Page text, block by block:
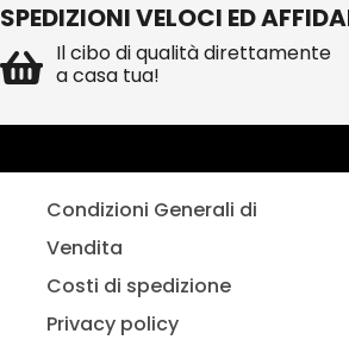
SPEDIZIONI VELOCI ED
Il cibo di qualità direttamente
a casa tua!
Condizioni Generali di
Vendita
Costi di spedizione
Privacy policy